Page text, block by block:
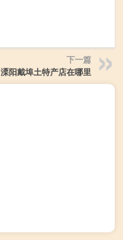
下一篇
溧阳戴埠土特产店在哪里